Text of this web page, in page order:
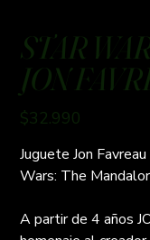
STAR
JON
Precio
$32.990
Juguete Jon
Wars: The
A partir de 4 años